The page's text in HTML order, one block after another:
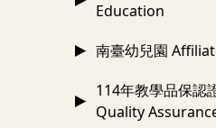
Education
南臺幼兒園
114年教學品保認
Quality